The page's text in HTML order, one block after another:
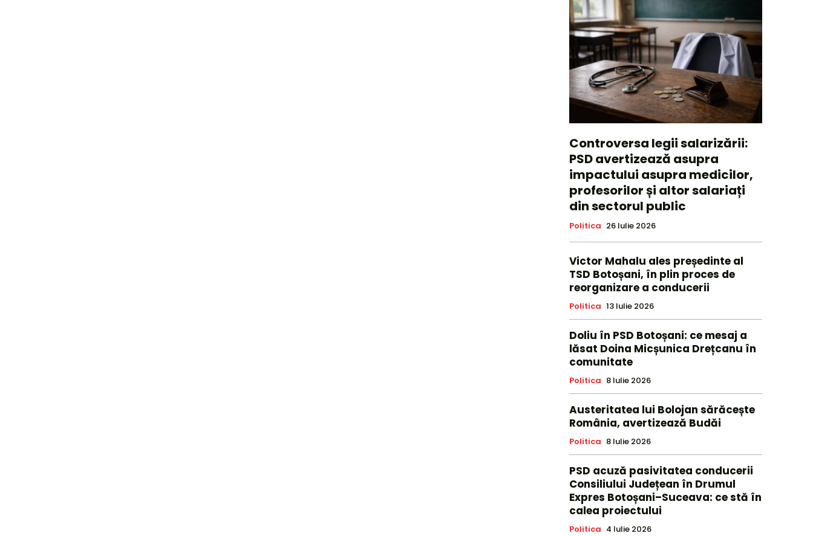
Controversa legii salarizării:
PSD avertizează asupra
impactului asupra medicilor,
profesorilor și altor salariați
din sectorul public
Politica 26 Iulie 2026
Victor Mahalu ales președinte al
TSD Botoșani, în plin proces de
reorganizare a conducerii
Politica 13 Iulie 2026
Doliu în PSD Botoșani: ce mesaj a
lăsat Doina Micșunica Drețcanu în
comunitate
Politica 8 Iulie 2026
Austeritatea lui Bolojan sărăcește
România, avertizează Budăi
Politica 8 Iulie 2026
PSD acuză pasivitatea conducerii
Consiliului Județean în Drumul
Expres Botoșani–Suceava: ce stă în
calea proiectului
Politica 4 Iulie 2026